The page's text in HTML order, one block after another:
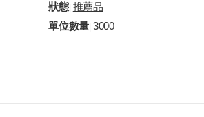
狀態| 推薦品
單位數量 |3000